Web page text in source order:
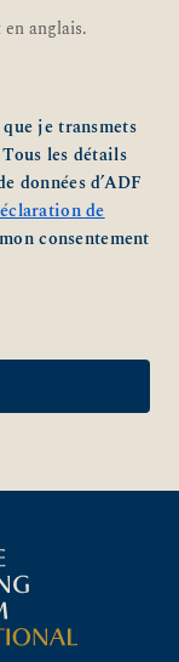
anglais.
que je transmets
les détails
données d’ADF
de
consentement